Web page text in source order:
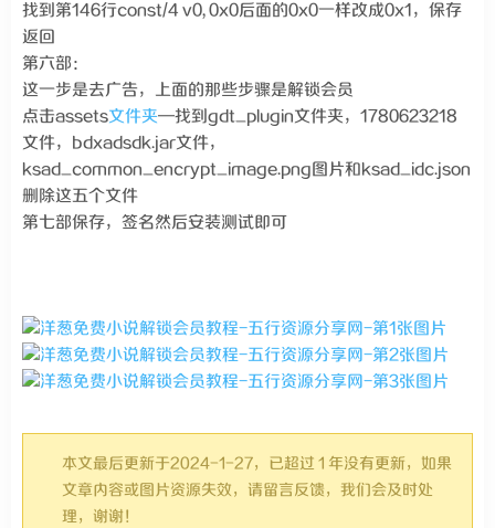
找到第146行const/4 v0, 0x0后面的0x0一样改成0x1，保存
返回
第六部：
这一步是去广告，上面的那些步骤是解锁会员
点击assets文件夹—找到gdt_plugin文件夹，1780623218
文件，bdxadsdk.jar文件，
ksad_common_encrypt_image.png图片和ksad_idc.json
删除这五个文件
第七部保存，签名然后安装测试即可
本文最后更新于2024-1-27，已超过 1 年没有更新，如果
文章内容或图片资源失效，请留言反馈，我们会及时处
理，谢谢！